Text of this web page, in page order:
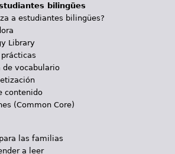
bilingües
a estudiantes bilingües?
Library
de vocabulario
contenido
(Common Core)
las familias
a leer